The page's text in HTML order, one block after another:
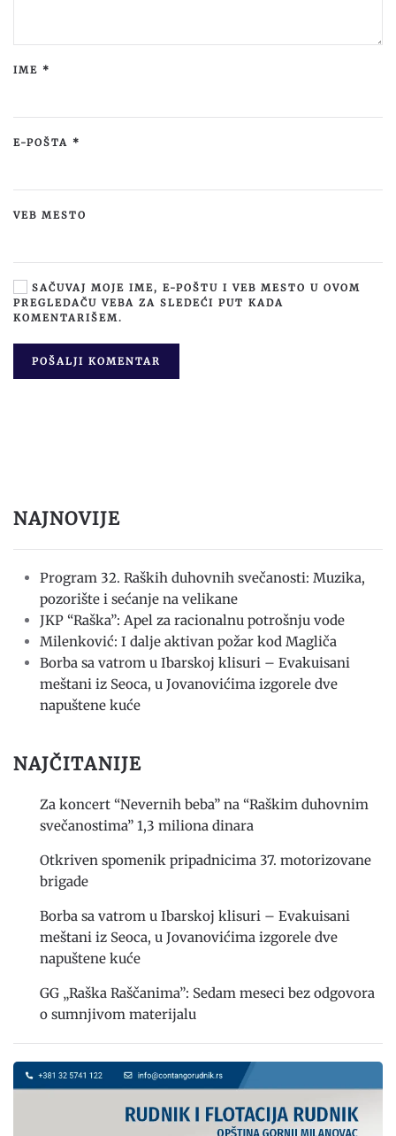
IME *
E-POŠTA *
VEB MESTO
SAČUVAJ MOJE IME, E-POŠTU I VEB MESTO U OVOM
PREGLEDAČU VEBA ZA SLEDEĆI PUT KADA
KOMENTARIŠEM.
POŠALJI KOMENTAR
NAJNOVIJE
Program 32. Raških duhovnih svečanosti: Muzika,
pozorište i sećanje na velikane
JKP “Raška”: Apel za racionalnu potrošnju vode
Milenković: I dalje aktivan požar kod Magliča
Borba sa vatrom u Ibarskoj klisuri – Evakuisani
meštani iz Seoca, u Jovanovićima izgorele dve
napuštene kuće
NAJČITANIJE
Za koncert “Nevernih beba” na “Raškim duhovnim
svečanostima” 1,3 miliona dinara
Otkriven spomenik pripadnicima 37. motorizovane
brigade
Borba sa vatrom u Ibarskoj klisuri – Evakuisani
meštani iz Seoca, u Jovanovićima izgorele dve
napuštene kuće
GG „Raška Raščanima”: Sedam meseci bez odgovora
o sumnjivom materijalu